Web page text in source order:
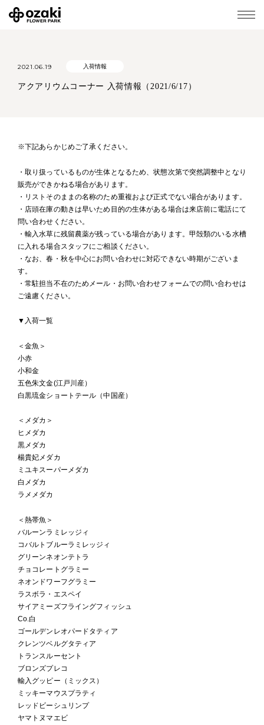
2021.06.19 入荷情報
アクアリウムコーナー 入荷情報（2021/6/17）
※下記あらかじめご了承ください。
・取り扱っているものが生体となるため、状態次第で突然調整中となり
販売ができかねる場合があります。
・リストそのままの名称のため重複および正式でない場合があります。
・店頭在庫の動きは早いため目的の生体がある場合は来店前に電話にて
問い合わせください。
・輸入水草に残留農薬が残っている場合があります。甲殻類のいる水槽
に入れる場合スタッフにご相談ください。
・なお、春・秋を中心にお問い合わせに対応できない時期がございま
す。
・常駐担当不在のためメール・お問い合わせフォームでの問い合わせは
ご遠慮ください。
▼入荷一覧
＜金魚＞
小赤
小和金
五色朱文金(江戸川産）
白黒琉金ショートテール（中国産）
＜メダカ＞
ヒメダカ
黒メダカ
楊貴妃メダカ
ミユキスーパーメダカ
白メダカ
ラメメダカ
＜熱帯魚＞
バルーンラミレッジィ
コバルトブルーラミレッジィ
グリーンネオンテトラ
チョコレートグラミー
ネオンドワーフグラミー
ラスボラ・エスペイ
サイアミーズフライングフィッシュ
Co.白
ゴールデンレオパードタティア
クレンツベルグタティア
トランスルーセント
ブロンズプレコ
輸入グッピー（ミックス）
ミッキーマウスプラティ
レッドビーシュリンプ
ヤマトヌマエビ